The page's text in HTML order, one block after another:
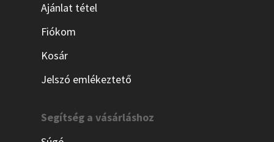
Ajánlat tétel
Fiókom
Kosár
Jelszó emlékeztető
Segítség a vásárláshoz